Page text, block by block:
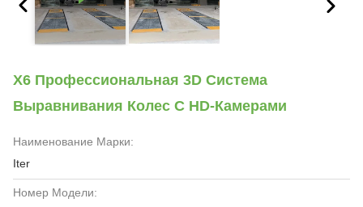
X6 Профессиональная 3D Система
Выравнивания Колес С HD-Камерами
Наименование Марки:
Iter
Номер Модели: